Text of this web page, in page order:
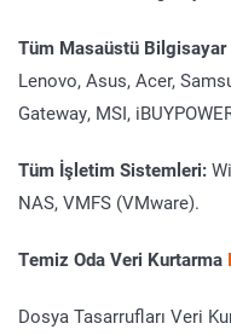
Tüm Masaüstü Bilgisayar
Lenovo, Asus, Acer,
Gateway, MSI,
Tüm İşletim Sistemleri:
NAS, VMFS (VMware).
Temiz Oda Veri Kurtarma
Dosya Tasarrufları Veri